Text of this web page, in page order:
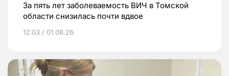
За пять лет заболеваемость ВИЧ в Томской
области снизилась почти вдвое
12:03 / 01.08.26